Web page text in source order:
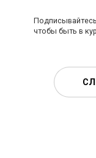
чтобы быть в